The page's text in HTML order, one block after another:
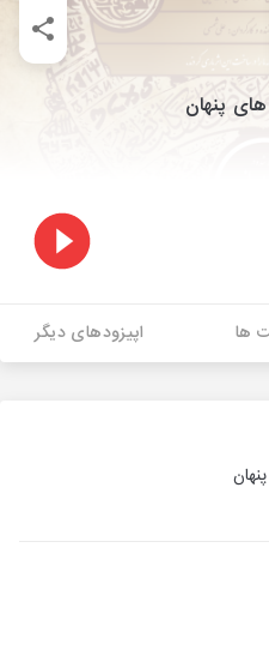
پنهان
ها اپیزودهای دیگر